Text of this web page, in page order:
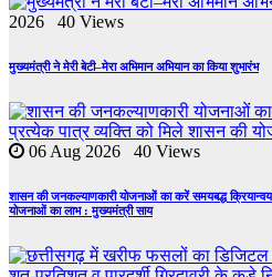
2026 40 Views
मुख्यमंत्री ने मेरी बेटी–मेरा अभिमान अभियान का किया शुभारंभ
06 Aug 2026 40 Views
शासन की जनकल्याणकारी योजनाओं का करें समयबद्ध
योजनाओं का लाभ : मुख्यमंत्री साय